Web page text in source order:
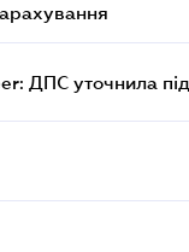
ДПС уточнила